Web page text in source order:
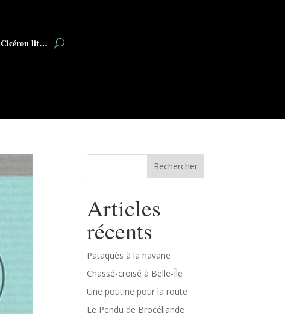
Cicéron lit…
Rechercher
Articles
récents
Pataquès à la havane
Chassé-croisé à Belle-Île
Une poutine pour la route
Le Pendu de Brocéliande